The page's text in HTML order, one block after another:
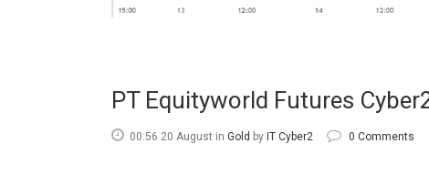
PT Equityworld Futures
00:56 20 August in Gold by IT Cyber2 0 Comments